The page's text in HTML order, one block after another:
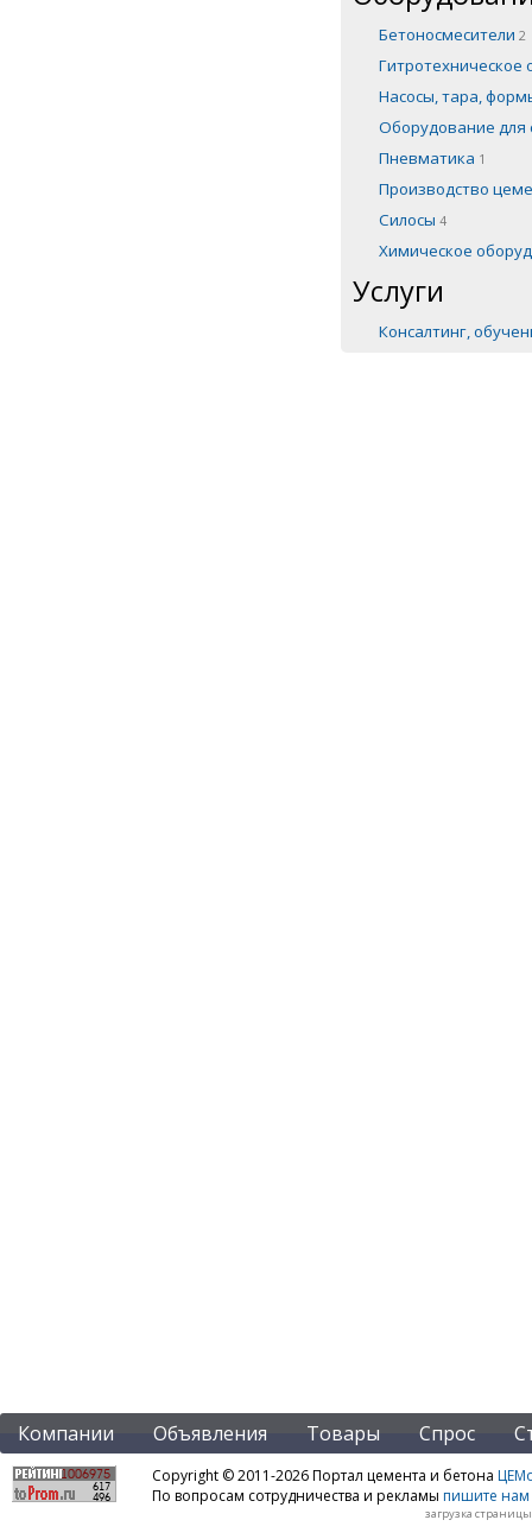
Бетоносмесители 2
Насосы, тара,
Оборудование для
Пневматика 1
Производство
Силосы 4
Химическое
Услуги
Консалтинг,
Компании Объявления Товары Спрос
Copyright © 2011-2026 Портал цемента и бетона
По вопросам сотрудничества и рекламы пишите нам
загрузка